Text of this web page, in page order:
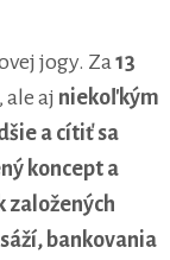
jogy. Za13
ale aj niekoľkým
a cítiť sa
koncept a
založených
bankovania